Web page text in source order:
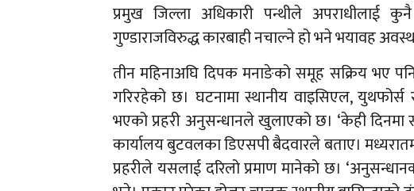
प्रमुख जिल्ला अधिकारी पन्थीले अपराधीलाई
गुण्डाराजविरुद्ध कारबाही नचाल्ने हो भने भयावह
तीन महिनाअघि दिपक मनाङेको समूह सक्रिय भए
गरिरहेको छ। घटनामा स्थानीय वाइसिएल,
भएको प्रहरी अनुसन्धानले खुलाएको छ। ‘केही दिनमा
कार्यालय बुटवलका डिएसपी बैदवारले बताए।
प्रहरीले यसलाई दरिलो प्रमाण मानेको छ।